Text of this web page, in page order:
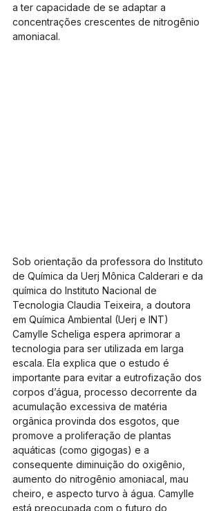
a ter capacidade de se adaptar a
concentrações crescentes de nitrogênio
amoniacal.
Sob orientação da professora do Instituto
de Química da Uerj Mônica Calderari e da
química do Instituto Nacional de
Tecnologia Claudia Teixeira, a doutora
em Química Ambiental (Uerj e INT)
Camylle Scheliga espera aprimorar a
tecnologia para ser utilizada em larga
escala. Ela explica que o estudo é
importante para evitar a eutrofização dos
corpos d’água, processo decorrente da
acumulação excessiva de matéria
orgânica provinda dos esgotos, que
promove a proliferação de plantas
aquáticas (como gigogas) e a
consequente diminuição do oxigênio,
aumento do nitrogênio amoniacal, mau
cheiro, e aspecto turvo à água. Camylle
está preocupada com o futuro do